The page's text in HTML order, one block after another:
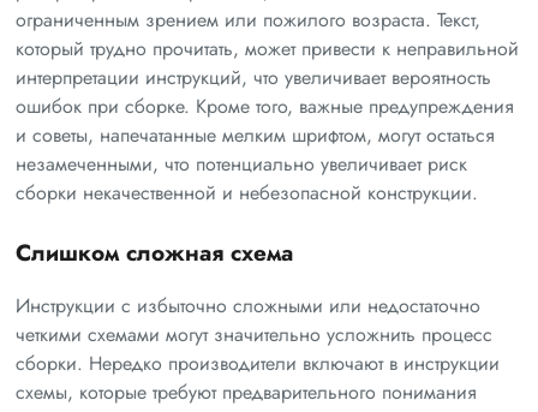
ограниченным зрением или пожилого возраста. Текст,
который трудно прочитать, может привести к неправильной
интерпретации инструкций, что увеличивает вероятность
ошибок при сборке. Кроме того, важные предупреждения
и советы, напечатанные мелким шрифтом, могут остаться
незамеченными, что потенциально увеличивает риск
сборки некачественной и небезопасной конструкции.
Слишком сложная схема
Инструкции с избыточно сложными или недостаточно
четкими схемами могут значительно усложнить процесс
сборки. Нередко производители включают в инструкции
схемы, которые требуют предварительного понимания